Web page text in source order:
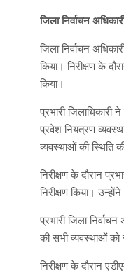
जिला निर्वाचन
जिला निर्वाचन
किया। निरीक्षण के
किया।
प्रभारी जिलाधिकारी
प्रवेश नियंत्रण
व्यवस्थाओं की स्थिति
निरीक्षण के दौरान
निरीक्षण किया।
प्रभारी जिला
की सभी व्यवस्थाओं
निरीक्षण के दौरान